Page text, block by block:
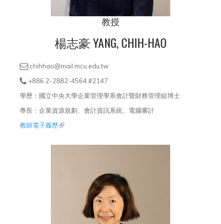
教授
楊志豪 YANG, CHIH-HAO
chihhao@mail.mcu.edu.tw
+886 2-2882-4564 #2147
學歷：國立中央大學企業管理學系會計暨財務管理組博士
專長：企業資源規劃、會計資訊系統、電腦審計
教師電子履歷(link is external)